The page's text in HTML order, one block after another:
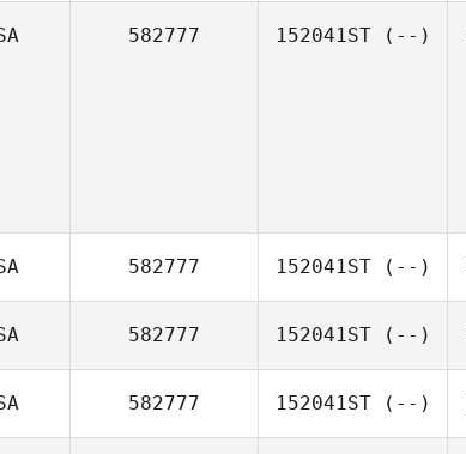
582777 152041ST(--)
582777 152041ST(--)
582777 152041ST(--)
582777 152041ST(--)